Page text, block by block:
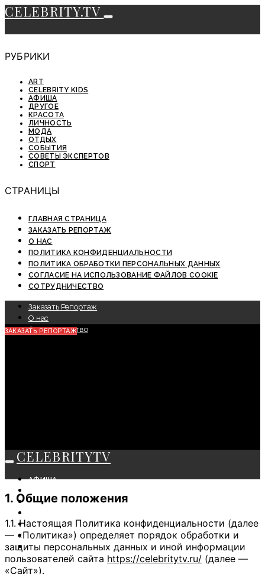
CELEBRITY.TV
РУБРИКИ
ART
CELEBRITY KIDS
АФИША
ДРУГОЕ
КРАСОТА
ЛИЧНОСТЬ
МОДА
ОТДЫХ
СОБЫТИЯ
СОВЕТЫ ЭКСПЕРТОВ
СПОРТ
СТРАНИЦЫ
ГЛАВНАЯ СТРАНИЦА
ЗАКАЗАТЬ РЕПОРТАЖ
О НАС
ПОЛИТИКА КОНФИДЕНЦИАЛЬНОСТИ
ПОЛИТИКА ОБРАБОТКИ ПЕРСОНАЛЬНЫХ ДАННЫХ
СОГЛАСИЕ НА ИСПОЛЬЗОВАНИЕ ФАЙЛОВ COOKIE
СОТРУДНИЧЕСТВО
Заказать Репортаж
О нас
Сотрудничество
ЗАКАЗАТЬ РЕПОРТАЖ
CELEBRITYTV
АФИША
КРАСОТА
ЛИЧНОСТЬ
ОТДЫХ
СОВЕТЫ ЭКСПЕРТОВ
1. Общие положения
1.1. Настоящая Политика конфиденциальности (далее
— «Политика») определяет порядок обработки и
защиты персональных данных и иной информации
пользователей сайта https://celebritytv.ru/ (далее —
«Сайт»).